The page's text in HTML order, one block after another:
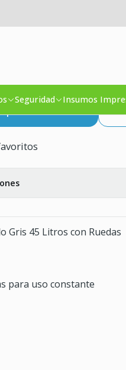
Seguridad Insumos
con Ruedas
ahora
Gris 45 Litros con Ruedas
para uso constante